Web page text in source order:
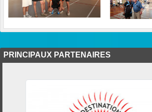
PRINCIPAUX PARTENAIRES